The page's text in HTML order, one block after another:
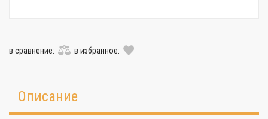
в сравнение: в избранное:
Описание